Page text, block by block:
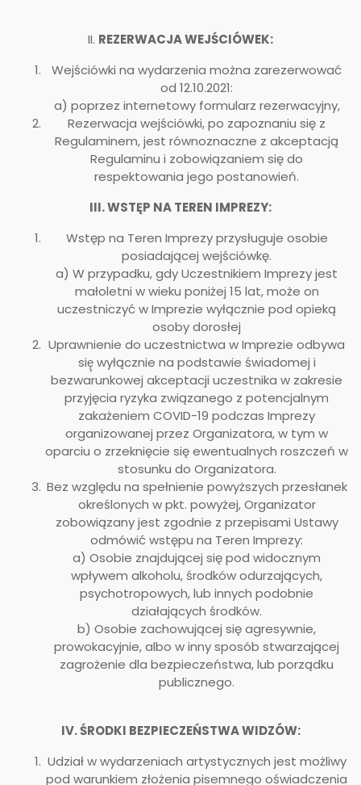
II. REZERWACJA WEJŚCIÓWEK:
Wejściówki na wydarzenia można zarezerwować
od 12.10.2021:
a) poprzez internetowy formularz rezerwacyjny,
Rezerwacja wejściówki, po zapoznaniu się z
Regulaminem, jest równoznaczne z akceptacją
Regulaminu i zobowiązaniem się do
respektowania jego postanowień.
III. WSTĘP NA TEREN IMPREZY:
Wstęp na Teren Imprezy przysługuje osobie
posiadającej wejściówkę.
a) W przypadku, gdy Uczestnikiem Imprezy jest
małoletni w wieku poniżej 15 lat, może on
uczestniczyć w Imprezie wyłącznie pod opieką
osoby dorosłej
Uprawnienie do uczestnictwa w Imprezie odbywa
się̨ wyłącznie na podstawie świadomej i
bezwarunkowej akceptacji uczestnika w zakresie
przyjęcia ryzyka związanego z potencjalnym
zakażeniem COVID-19 podczas Imprezy
organizowanej przez Organizatora, w tym w
oparciu o zrzeknięcie się ewentualnych roszczeń w
stosunku do Organizatora.
Bez względu na spełnienie powyższych przesłanek
określonych w pkt. powyżej, Organizator
zobowiązany jest zgodnie z przepisami Ustawy
odmówić wstępu na Teren Imprezy:
a) Osobie znajdującej się pod widocznym
wpływem alkoholu, środków odurzających,
psychotropowych, lub innych podobnie
działających środków.
b) Osobie zachowującej się agresywnie,
prowokacyjnie, albo w inny sposób stwarzającej
zagrożenie dla bezpieczeństwa, lub porządku
publicznego.
IV. ŚRODKI BEZPIECZEŃSTWA WIDZÓW:
Udział w wydarzeniach artystycznych jest możliwy
pod warunkiem złożenia pisemnego oświadczenia